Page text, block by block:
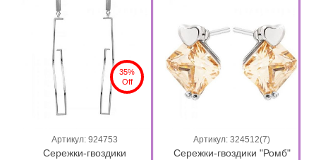
35%
Off
Артикул: 924753
Сережки-гвоздики
Артикул: 324512(7)
Сережки-гвоздики "Ромб"